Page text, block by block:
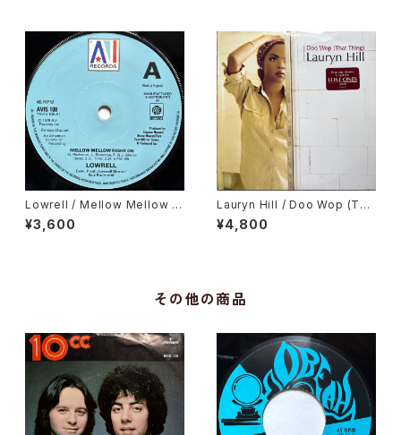
Lowrell / Mellow Mellow Ri
ght On
¥3,600
Lauryn Hill / Doo Wop (Tha
t Thing)
¥4,800
その他の商品